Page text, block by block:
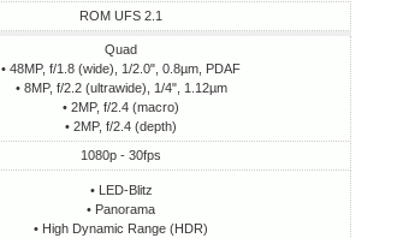
ROM UFS 2.1
Quad
• 48MP, f/1.8 (wide), 1/2.0", 0.8µm, PDAF
• 8MP, f/2.2 (ultrawide), 1/4", 1.12µm
• 2MP, f/2.4 (macro)
• 2MP, f/2.4 (depth)
1080p - 30fps
• LED-Blitz
• Panorama
• High Dynamic Range (HDR)